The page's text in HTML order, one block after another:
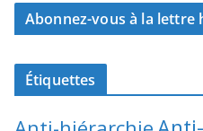
Abonnez-vous à la lettre
Étiquettes